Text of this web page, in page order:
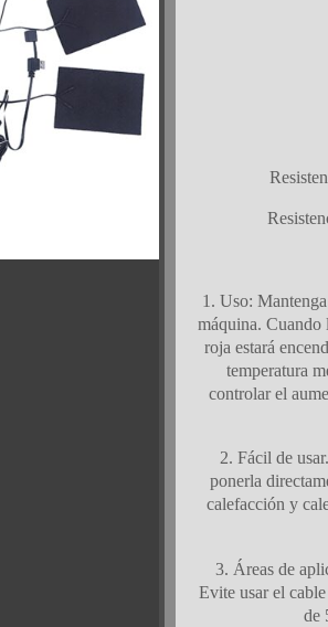
1. Uso:
máquina. Cuando
roja estará
temperatura
controlar el
2. Fácil de
ponerla
calefacción y
3. Áreas de
Evite usar el
de